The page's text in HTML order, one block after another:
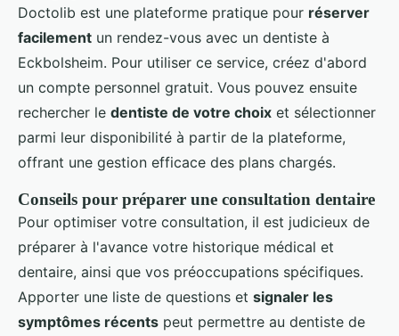
Doctolib est une plateforme pratique pour réserver
facilement un rendez-vous avec un dentiste à
Eckbolsheim. Pour utiliser ce service, créez d'abord
un compte personnel gratuit. Vous pouvez ensuite
rechercher le dentiste de votre choix et sélectionner
parmi leur disponibilité à partir de la plateforme,
offrant une gestion efficace des plans chargés.
Conseils pour préparer une consultation dentaire
Pour optimiser votre consultation, il est judicieux de
préparer à l'avance votre historique médical et
dentaire, ainsi que vos préoccupations spécifiques.
Apporter une liste de questions et signaler les
symptômes récents peut permettre au dentiste de